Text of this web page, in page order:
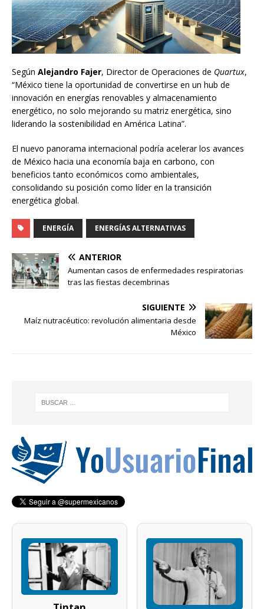
Según Alejandro Fajer, Director de Operaciones de Quartux,
“México tiene la oportunidad de convertirse en un hub de
innovación en energías renovables y almacenamiento
energético, no solo mejorando su matriz energética, sino
liderando la sostenibilidad en América Latina”.
El nuevo panorama internacional podría acelerar los avances
de México hacia una economía baja en carbono, con
beneficios tanto económicos como ambientales,
consolidando su posición como líder en la transición
energética global.
ENERGÍA ENERGÍAS ALTERNATIVAS
ANTERIOR
Aumentan casos de enfermedades respiratorias
tras las fiestas decembrinas
SIGUIENTE
Maíz nutracéutico: revolución alimentaria desde
México